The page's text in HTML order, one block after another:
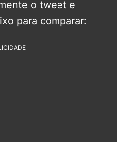
o tweet e
para comparar: